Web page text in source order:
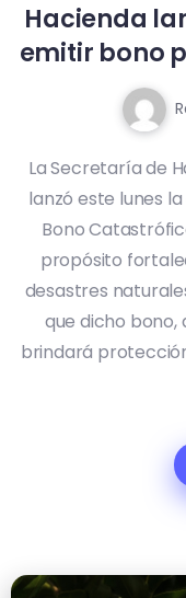
Hacienda
emitir bono
La Secretaría de
lanzó este lunes
Bono
propósito
desastres
que dicho bono,
brindará